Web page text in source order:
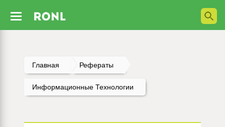
Главная Рефераты
Информационные Технологии